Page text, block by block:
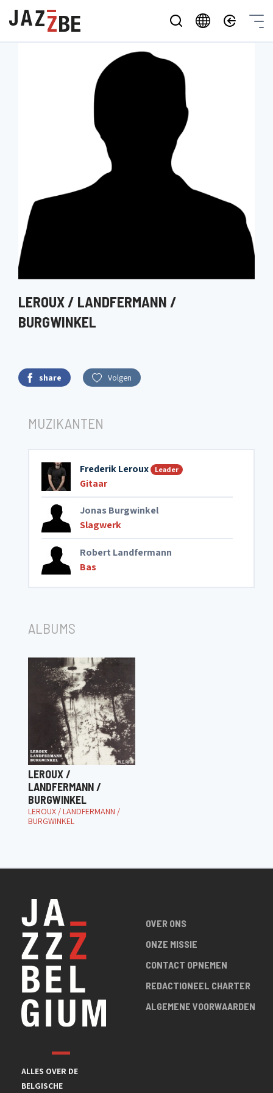
LEROUX / LANDFERMANN /
BURGWINKEL
share Volgen
MUZIKANTEN
Frederik Leroux Leader
Gitaar
Jonas Burgwinkel
Slagwerk
Robert Landfermann
Bas
ALBUMS
LEROUX /
LANDFERMANN /
BURGWINKEL
LEROUX / LANDFERMANN /
BURGWINKEL
ALLES OVER DE
BELGISCHE
OVER ONS
ONZE MISSIE
CONTACT OPNEMEN
REDACTIONEEL CHARTER
ALGEMENE VOORWAARDEN